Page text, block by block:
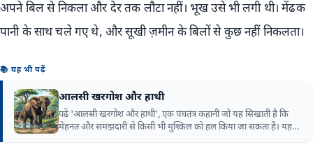
अपने बिल से निकला और देर तक लौटा नहीं। भूख उसे भी लगी थी। मेंढक
पानी के साथ चले गए थे, और सूखी ज़मीन के बिलों से कुछ नहीं निकलता।
📚 यह भी पढ़ें
आलसी खरगोश और हाथी
पढ़ें 'आलसी खरगोश और हाथी', एक पंचतंत्र कहानी जो यह सिखाती है कि
मेहनत और समझदारी से किसी भी मुश्किल को हल किया जा सकता है। यह